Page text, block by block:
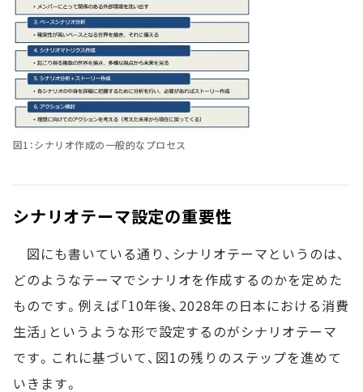
図1：シナリオ作成の一般的なプロセス
シナリオテーマ設定の重要性
図にも書いている通り、シナリオテーマというのは、
どのようなテーマでシナリオを作成するのかを定めた
ものです。例えば「10年後、2028年の日本における消費
生活」というような形で設定するのがシナリオテーマ
です。これに基づいて、図1の残りのステップを進めて
いきます。